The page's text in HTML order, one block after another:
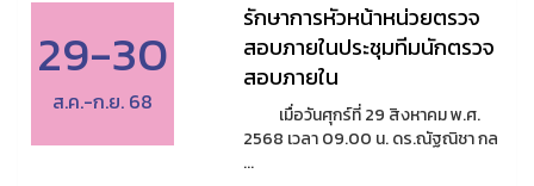
29-30
ส.ค.-ก.ย. 68
รักษาการหัวหน้าหน่วยตรวจ
สอบภายในประชุมทีมนักตรวจ
สอบภายใน
เมื่อวันศุกร์ที่ 29 สิงหาคม พ.ศ.
2568 เวลา 09.00 น. ดร.ณัฐณิชา กล
...